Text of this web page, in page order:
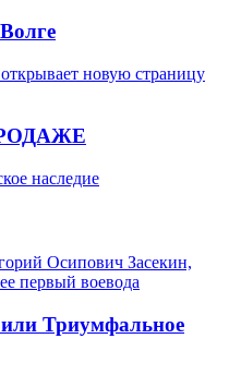
новую страницу
наследие
Осипович Засекин,
первый воевода
Триумфальное